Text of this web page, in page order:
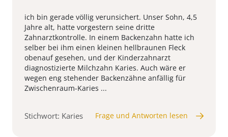
ich bin gerade völlig verunsichert. Unser Sohn, 4,5
Jahre alt, hatte vorgestern seine dritte
Zahnarztkontrolle. In einem Backenzahn hatte ich
selber bei ihm einen kleinen hellbraunen Fleck
obenauf gesehen, und der Kinderzahnarzt
diagnostizierte Milchzahn Karies. Auch wäre er
wegen eng stehender Backenzähne anfällig für
Zwischenraum-Karies ...
Stichwort: Karies Frage und Antworten lesen